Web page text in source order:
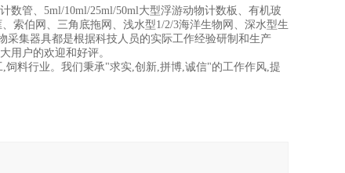
数管、5ml/10ml/25ml/50ml大型浮游动物计数板、有机玻
索伯网、三角底拖网、浅水型1/2/3海洋生物网、深水型生
集器具都是根据科技人员的实际工作经验研制和生产
用户的欢迎和好评。
料行业。我们秉承"求实,创新,拼博,诚信"的工作作风,提